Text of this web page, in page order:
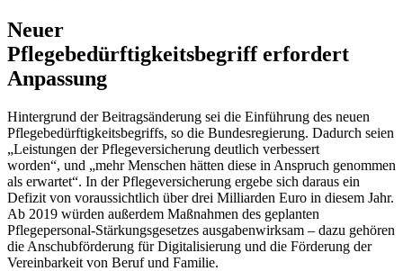
Neuer
Pflegebedürftigkeitsbegriff erfordert
Anpassung
Hintergrund der Beitragsänderung sei die Einführung des neuen
Pflegebedürftigkeitsbegriffs, so die Bundesregierung. Dadurch seien
„Leistungen der Pflegeversicherung deutlich verbessert
worden“, und „mehr Menschen hätten diese in Anspruch genommen
als erwartet“. In der Pflegeversicherung ergebe sich daraus ein
Defizit von voraussichtlich über drei Milliarden Euro in diesem Jahr.
Ab 2019 würden außerdem Maßnahmen des geplanten
Pflegepersonal-Stärkungsgesetzes ausgabenwirksam – dazu gehören
die Anschubförderung für Digitalisierung und die Förderung der
Vereinbarkeit von Beruf und Familie.